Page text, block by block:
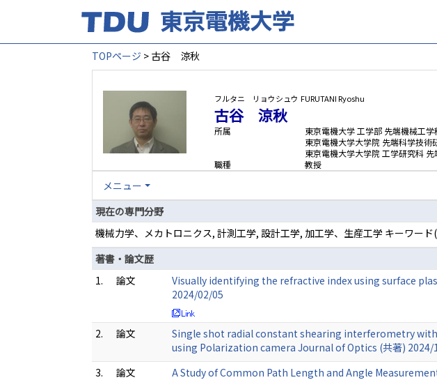
TOPページ > 古谷 涼秋
フルタニ リョウシュウ FURUTANI Ryoshu
古谷 涼秋
所属
東京電機大学 工学部 先端機械工学
東京電機大学大学院 先端科学技術
東京電機大学大学院 工学研究科
職種
教授
メニュー
現在の専門分野
機械力学、メカトロニクス, 計測工学, 設計工学, 加工学、生産工学 キーワー
著書・論文歴
1.
論文
Visually identifying the refractive index using surface
2024/02/05
2. 論文
Single shot radial constant shearing interferometry
using Polarization camera Journal of Optics (共著) 2024/
3.
論文
A Study of Common Path Length and Angle